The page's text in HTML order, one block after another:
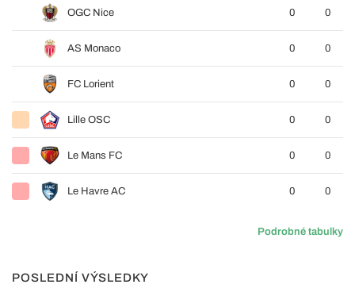
OGC Nice 0 0
AS Monaco 0 0
FC Lorient 0 0
Lille OSC 0 0
Le Mans FC 0 0
Le Havre AC 0 0
Podrobné tabulky
POSLEDNÍ VÝSLEDKY